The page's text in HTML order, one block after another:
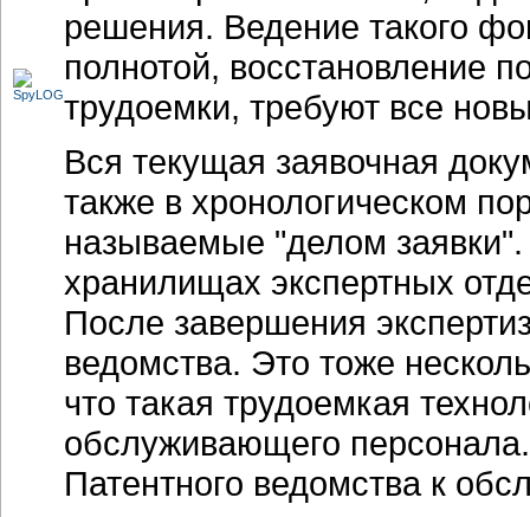
решения. Ведение такого
полнотой, восстановление
трудоемки, требуют все
Вся текущая заявочная
также в хронологическом
называемые "делом
хранилищах экспертных
После завершения
ведомства. Это тоже
что такая трудоемкая
обслуживающего
Патентного ведомства к